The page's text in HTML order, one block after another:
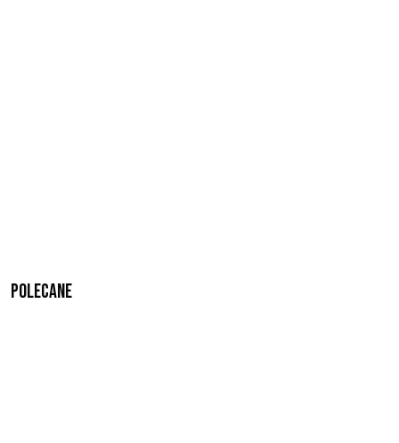
Polecane